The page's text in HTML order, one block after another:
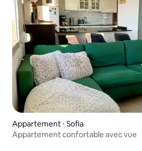
Appartement ⋅ Sofia
Appartement confortable avec vue